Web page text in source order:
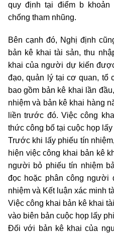
quy định tại điểm b
chống tham nhũng.
Bên cạnh đó, Nghị định
bản kê khai tài sản, thu
khai của người dự kiến
đạo, quản lý tại cơ quan, tổ
bao gồm bản kê khai lần
nhiệm và bản kê khai hàng
liền trước đó. Việc công
thức công bố tại cuộc họp
Trước khi lấy phiếu tín
hiện việc công khai bản kê
người bỏ phiếu tín nhiệm
đọc hoặc phân công người
nhiệm và Kết luận xác minh
Việc công khai bản kê khai
vào biên bản cuộc họp lấy
Đối với bản kê khai của